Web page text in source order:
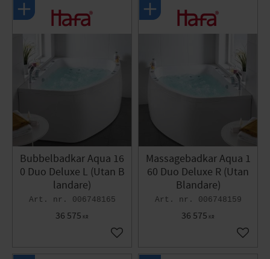
Bubbelbadkar Aqua 16
0 Duo Deluxe L (Utan B
landare)
006748165
36 575 KR
Gem som favorit
Massagebadkar Aqua 1
60 Duo Deluxe R (Utan
Blandare)
006748159
36 575 KR
Gem